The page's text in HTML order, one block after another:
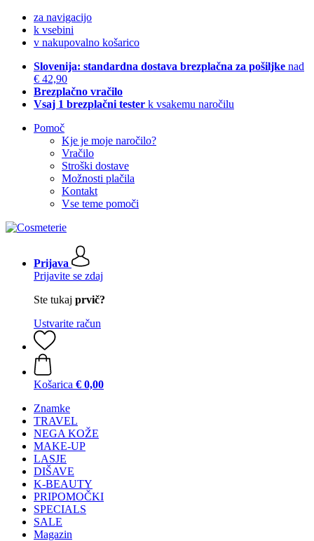
za navigacijo
k vsebini
v nakupovalno košarico
Slovenija: standardna dostava brezplačna za pošiljke nad
€ 42,90
Brezplačno vračilo
Vsaj 1 brezplačni tester k vsakemu naročilu
Pomoč
Kje je moje naročilo?
Vračilo
Stroški dostave
Možnosti plačila
Kontakt
Vse teme pomoči
Prijava
Prijavite se zdaj
Ste tukaj prvič?
Ustvarite račun
Košarica € 0,00
Znamke
TRAVEL
NEGA KOŽE
MAKE-UP
LASJE
DIŠAVE
K-BEAUTY
PRIPOMOČKI
SPECIALS
SALE
Magazin